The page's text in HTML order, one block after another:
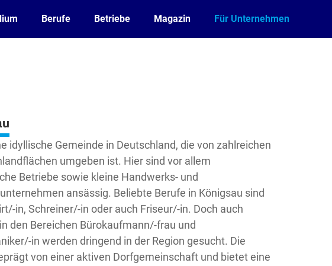
Berufe Betriebe Magazin Für Unternehmen
idyllische Gemeinde in Deutschland, die von zahlreichen
umgeben ist. Hier sind vor allem
Betriebe sowie kleine Handwerks- und
ansässig. Beliebte Berufe in Königsau sind
in, Schreiner/-in oder auch Friseur/-in. Doch auch
den Bereichen Bürokaufmann/-frau und
in werden dringend in der Region gesucht. Die
von einer aktiven Dorfgemeinschaft und bietet eine